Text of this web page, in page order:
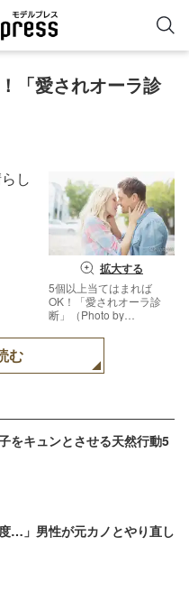
「愛されオーラ診
拡大する
5個以上当てはまれば
OK！「愛されオーラ診
断」（Photo by
デルプレス】
し
む
をキュンとさせる天然行動5
…」男性が元カノとやり直し